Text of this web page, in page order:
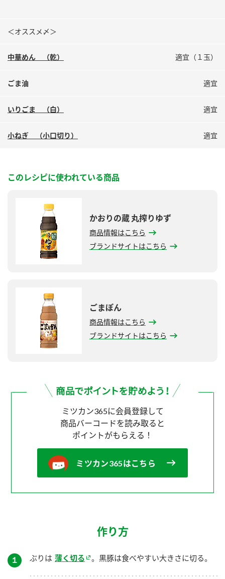
＜オススメ〆＞
中華めん （乾） 適宜（１玉）
ごま油 適宜
いりごま （白） 適宜
小ねぎ （小口切り） 適宜
このレシピに使われている商品
かおりの蔵 丸搾りゆず
商品情報はこちら
ブランドサイトはこちら
ごまぽん
商品情報はこちら
ブランドサイトはこちら
ミツカン365に会員登録して
商品バーコードを読み取ると
ポイントがもらえる！
ミツカン365はこちら
作り方
１ ぶりは 薄く切る 。黒豚は食べやすい大きさに切る。